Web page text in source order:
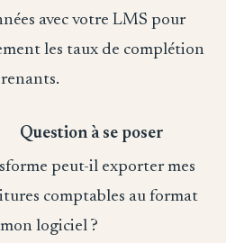
avec votre LMS pour
les taux de complétion
Question à se poser
peut-il exporter mes
comptables au format
logiciel ?